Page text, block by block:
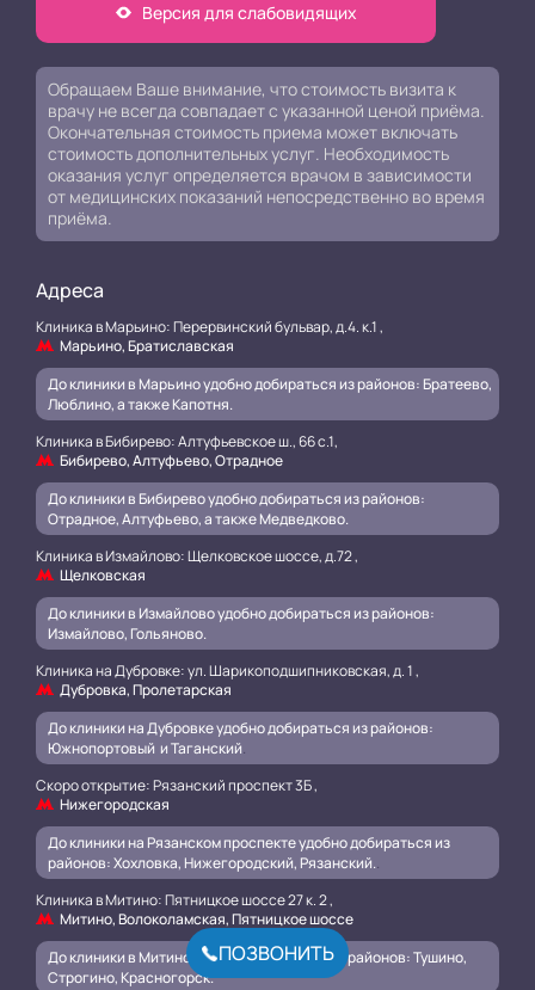
Версия для слабовидящих
Обращаем Ваше внимание, что стоимость визита к
врачу не всегда совпадает с указанной ценой приёма.
Окончательная стоимость приема может включать
стоимость дополнительных услуг. Необходимость
оказания услуг определяется врачом в зависимости
от медицинских показаний непосредственно во время
приёма.
Адреса
Клиника в Марьино: Перервинский бульвар, д.4. к.1 ,
Марьино, Братиславская
До клиники в Марьино удобно добираться из районов: Братеево,
Люблино, а также Капотня.
Клиника в Бибирево: Алтуфьевское ш., 66 с.1,
Бибирево, Алтуфьево, Отрадное
До клиники в Бибирево удобно добираться из районов:
Отрадное, Алтуфьево, а также Медведково.
Клиника в Измайлово: Щелковское шоссе, д.72 ,
Щелковская
До клиники в Измайлово удобно добираться из районов:
Измайлово, Гольяново.
Клиника на Дубровке: ул. Шарикоподшипниковская, д. 1 ,
Дубровка, Пролетарская
До клиники на Дубровке удобно добираться из районов:
Южнопортовый и Таганский.
Скоро открытие: Рязанский проспект 3Б ,
Нижегородская
До клиники на Рязанском проспекте удобно добираться из
районов: Хохловка, Нижегородский, Рязанский..
Клиника в Митино: Пятницкое шоссе 27 к. 2 ,
Митино, Волоколамская, Пятницкое шоссе
До клиники в Митино удобно добираться из районов: Тушино,
Строгино, Красногорск.
ПОЗВОНИТЬ